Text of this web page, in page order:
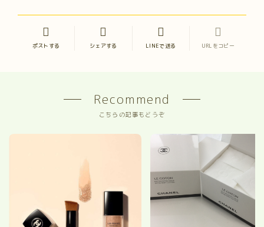
ポストする シェアする LINEで送る URLをコピー
Recommend
こちらの記事もどうぞ